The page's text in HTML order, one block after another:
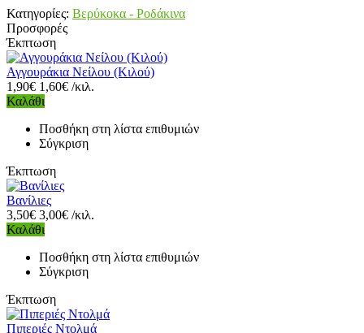
Κατηγορίες: Βερύκοκα - Ροδάκινα
Προσφορές
Έκπτωση
Αγγουράκια Νείλου (Κιλού)
1,90€ 1,60€ /κιλ.
Καλάθι
Ποσθήκη στη λίστα επιθυμιών
Σύγκριση
Έκπτωση
Βανίλιες
3,50€ 3,00€ /κιλ.
Καλάθι
Ποσθήκη στη λίστα επιθυμιών
Σύγκριση
Έκπτωση
Πιπεριές Ντολμά